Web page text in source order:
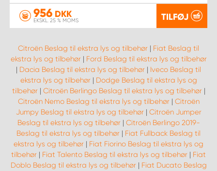
956 DKK
EKSKL. 25 % MOMS TILFØJ
Citroën Beslag til ekstra lys og tilbehør | Fiat Beslag til
ekstra lys og tilbehør| Ford Beslag til ekstra lys og tilbehør
| Dacia Beslag til ekstra lys og tilbehør | Iveco Beslag til
ekstra lys og tilbehør| Dodge Beslag til ekstra lys og
tilbehør| Citroën Berlingo Beslag til ekstra lys og tilbehør|
Citroën Nemo Beslag til ekstra lys og tilbehør| Citroën
Jumpy Beslag til ekstra lys og tilbehør| Citroën Jumper
Beslag til ekstra lys og tilbehør| Citroën Berlingo 2019-
Beslag til ekstra lys og tilbehør | Fiat Fullback Beslag til
ekstra lys og tilbehør | Fiat Fiorino Beslag til ekstra lys og
tilbehør | Fiat Talento Beslag til ekstra lys og tilbehør | Fiat
Doblo Beslag til ekstra lys og tilbehør| Fiat Ducato Beslag